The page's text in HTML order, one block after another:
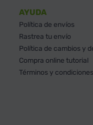
AYUDA
Política de envíos
Rastrea tu envío
Política de cambios y
Compra online tutorial
Términos y